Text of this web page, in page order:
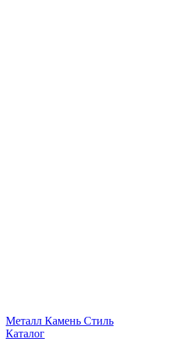
Металл Камень Стиль
Каталог